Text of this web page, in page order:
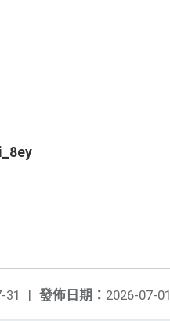
發佈日期： 2026-07-01
31 |